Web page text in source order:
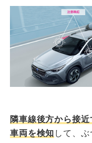
隣車線後方から接
車両を検知 して、